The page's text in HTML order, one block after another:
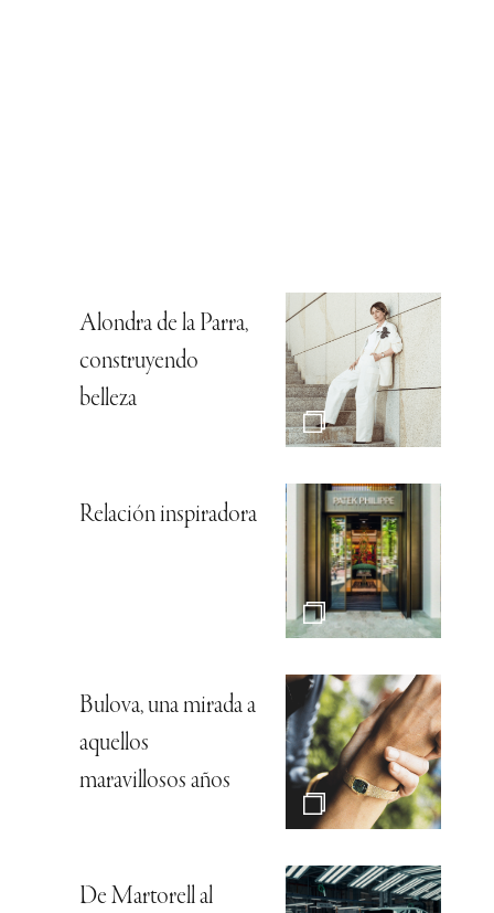
Alondra de la Parra,
construyendo
belleza
Relación inspiradora
Bulova, una mirada a
aquellos
maravillosos años
De Martorell al